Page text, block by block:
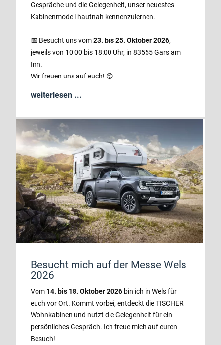
Gespräche und die Gelegenheit, unser neuestes
Kabinenmodell hautnah kennenzulernen.
📅 Besucht uns vom23. bis 25. Oktober 2026,
jeweils von 10:00 bis 18:00 Uhr, in 83555 Gars am
Inn.
Wir freuen uns auf euch! 😊
weiterlesen
Besucht mich auf der Messe Wels
2026
Vom 14. bis 18. Oktober 2026 bin ich in Wels für
euch vor Ort. Kommt vorbei, entdeckt die TISCHER
Wohnkabinen und nutzt die Gelegenheit für ein
persönliches Gespräch. Ich freue mich auf euren
Besuch!